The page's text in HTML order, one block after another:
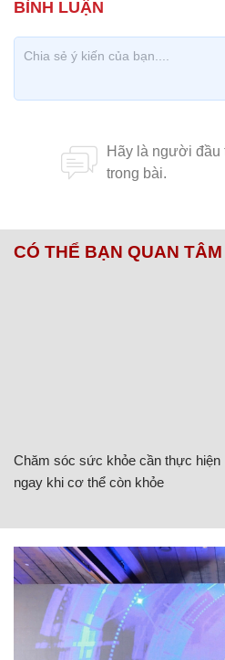
CÓ THỂ BẠN QUAN TÂM
Chăm sóc sức khỏe cần thực hiện
ngay khi cơ thể còn khỏe